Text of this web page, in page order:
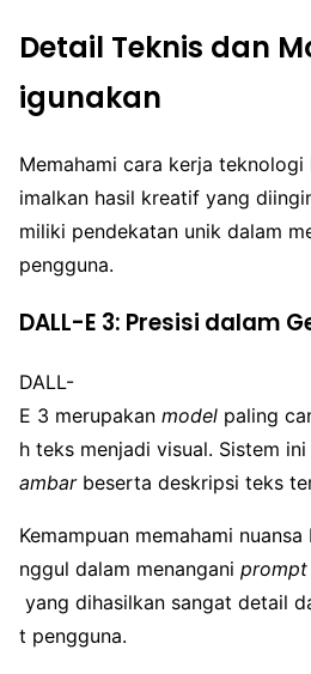
Detail Teknis dan
igunakan
Memahami cara kerja
imalkan hasil kreatif yang
miliki pendekatan unik dalam
pengguna.
DALL-E 3: Presisi dalam
DALL-
E 3 merupakan model paling
h teks menjadi visual. Sistem
ambarbeserta deskripsi teks
Kemampuan memahami
nggul dalam menangani prompt
yang dihasilkan sangat detail
t pengguna.